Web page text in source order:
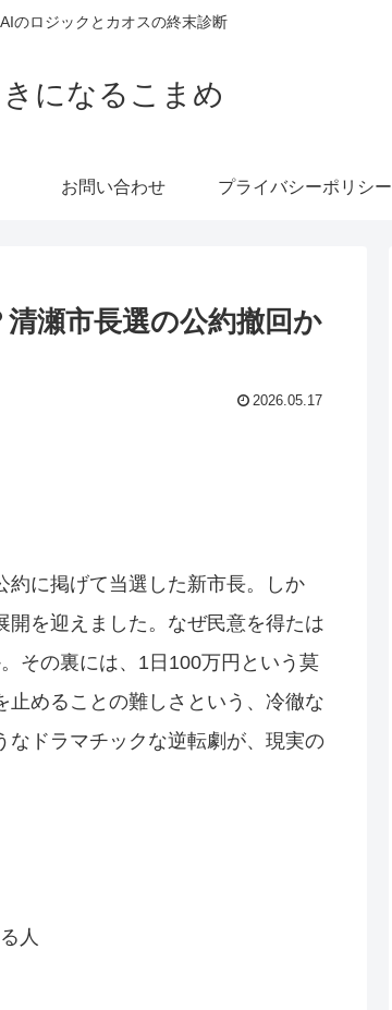
AIのロジックとカオスの終末診断
きになるこまめ
お問い合わせ プライバシーポリシー
瀬市長選の公約撤回か
2026.05.17
約に掲げて当選した新市長。しか
開を迎えました。なぜ民意を得たは
その裏には、1日100万円という莫
めることの難しさという、冷徹な
なドラマチックな逆転劇が、現実の
人